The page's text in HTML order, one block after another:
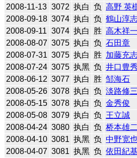
2008-11-13 3072 执白 负 高野 英
2008-09-18 3074 执白 负 鶴山淳
2008-09-11 3074 执白 胜 高木祥一
2008-08-07 3075 执白 负 石田章
2008-07-31 3075 执白 胜 加藤充
2008-07-24 3075 执黑 负 井口豊秀
2008-06-12 3077 执白 胜 邹海石
2008-05-26 3078 执白 负 淡路修三
2008-05-15 3078 执白 负 金秀俊
2008-05-08 3079 执白 负 王立誠
2008-04-24 3080 执白 负 桥本雄
2008-04-10 3081 执黑 负 中野宽
2008-04-07 3081 执黑 负 依田紀基